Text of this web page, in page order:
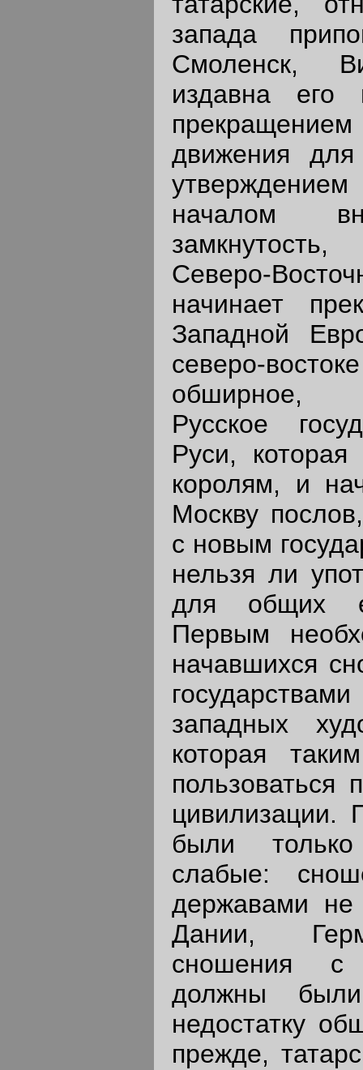
запада
Смоленск,
издавна его
движения
началом
Северо-
начинает
Западной
северо-
обширное,
Русское
Руси, которая
королям, и
Москву
с новым
нельзя ли
для общих
Первым
начавшихся
западных
которая
пользоваться
цивилизации.
были
слабые:
державами
Дании,
сношения с
должны
недостатку
прежде,